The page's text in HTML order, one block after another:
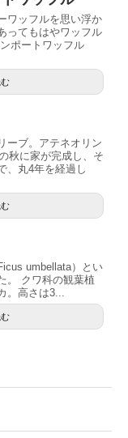
ワッフルを思い浮か
ってもはやワッフル
ポートワッフル
ーブ。アテネオリン
秋に家が完成し、そ
、丸4年を経過し
umbellata）とい
。 クワ科の観葉植
。高さは3...